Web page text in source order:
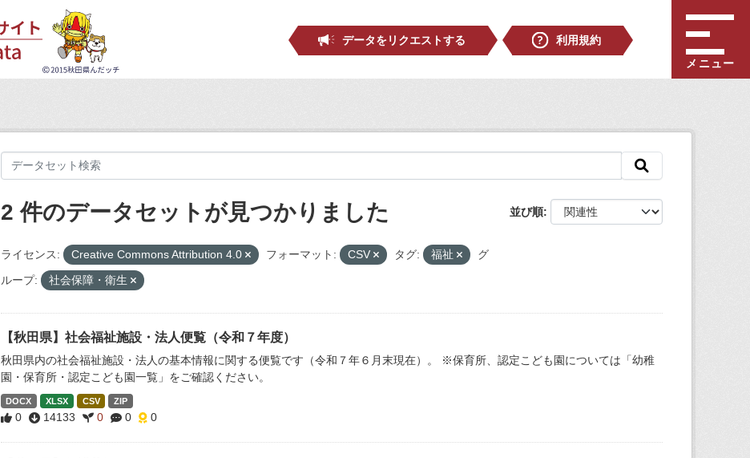
データをリクエストする
利用規約
メニュー
並び順
2 件のデータセットが見つかりました
ライセンス: Creative Commons Attribution 4.0 フォーマット: CSV タグ: 福祉
グ
ループ:
社会保障・衛生
【秋田県】社会福祉施設・法人便覧（令和７年度）
秋田県内の社会福祉施設・法人の基本情報に関する便覧です（令和７年６月末現在）。 ※保育所、認定こども園については「幼稚
園・保育所・認定こども園一覧」をご確認ください。
DOCX XLSX CSV ZIP
0 14133 0 0 0